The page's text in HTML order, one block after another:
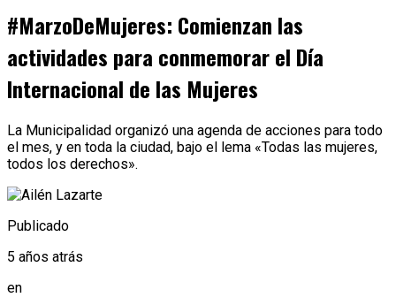
#MarzoDeMujeres: Comienzan las
actividades para conmemorar el Día
Internacional de las Mujeres
La Municipalidad organizó una agenda de acciones para todo
el mes, y en toda la ciudad, bajo el lema «Todas las mujeres,
todos los derechos».
Publicado
5 años atrás
en